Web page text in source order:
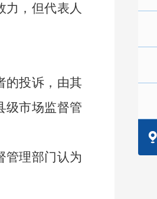
，但代表人
投诉，由其
级市场监督管
理部门认为